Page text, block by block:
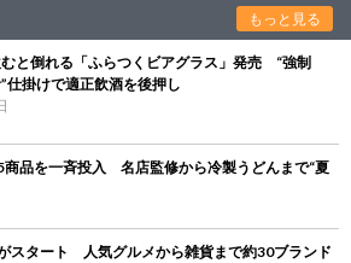
もっと見る
と倒れる「ふらつくビアグラス」発売 “強制
仕掛けで適正飲酒を後押し
商品を一斉投入 名店監修から冷製うどんまで“夏
スタート 人気グルメから雑貨まで約30ブランド